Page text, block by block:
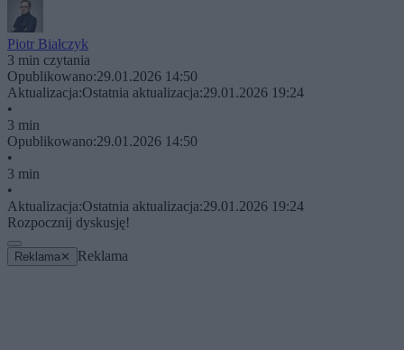
Piotr Białczyk
3 min czytania
Opublikowano:29.01.2026 14:50
Aktualizacja:Ostatnia aktualizacja:29.01.2026 19:24
•
3 min
Opublikowano:29.01.2026 14:50
•
3 min
•
Aktualizacja:Ostatnia aktualizacja:29.01.2026 19:24
Rozpocznij dyskusję!
Reklama ✕ Reklama